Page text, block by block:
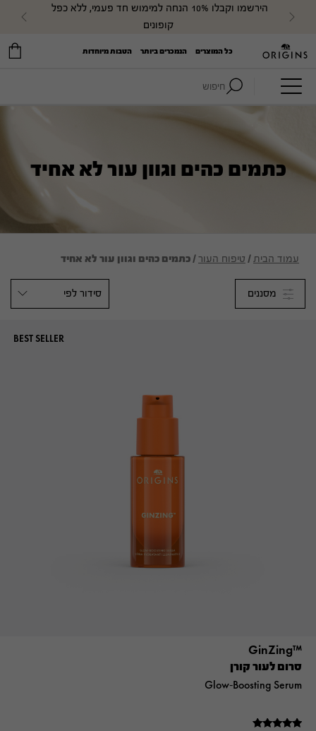
קופונים
Next
כל המוצרים הנמכרים ביותר הטבות מיוחדות
חיפוש:
כתמים כהים וגוון עור לא אחיד
עמוד הבית/ טיפוח העור/ כתמים כהים וגוון עור לא אחיד
סידור לפי
BEST SELLER
™GinZing
סרום לעור קורן
Glow-Boosting Serum